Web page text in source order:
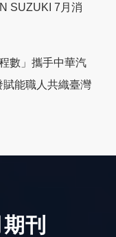
SUZUKI 7月消
數」攜手中華汽
能職人共織臺灣
刊